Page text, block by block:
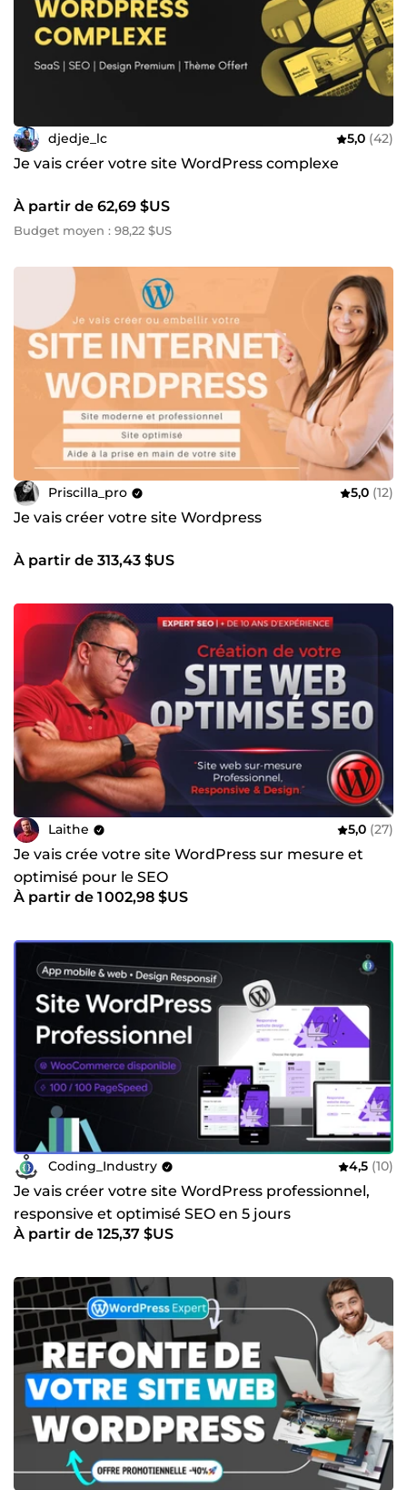
djedje_lc 5,0 (42)
Je vais créer votre site WordPress complexe
À partir de 62,69 $US
Budget moyen : 98,22 $US
Priscilla_pro 5,0 (12)
Je vais créer votre site Wordpress
À partir de 313,43 $US
Laithe 5,0 (27)
Je vais crée votre site WordPress sur mesure et
optimisé pour le SEO
À partir de 1 002,98 $US
Coding_Industry 4,5 (10)
Je vais créer votre site WordPress professionnel,
responsive et optimisé SEO en 5 jours
À partir de 125,37 $US